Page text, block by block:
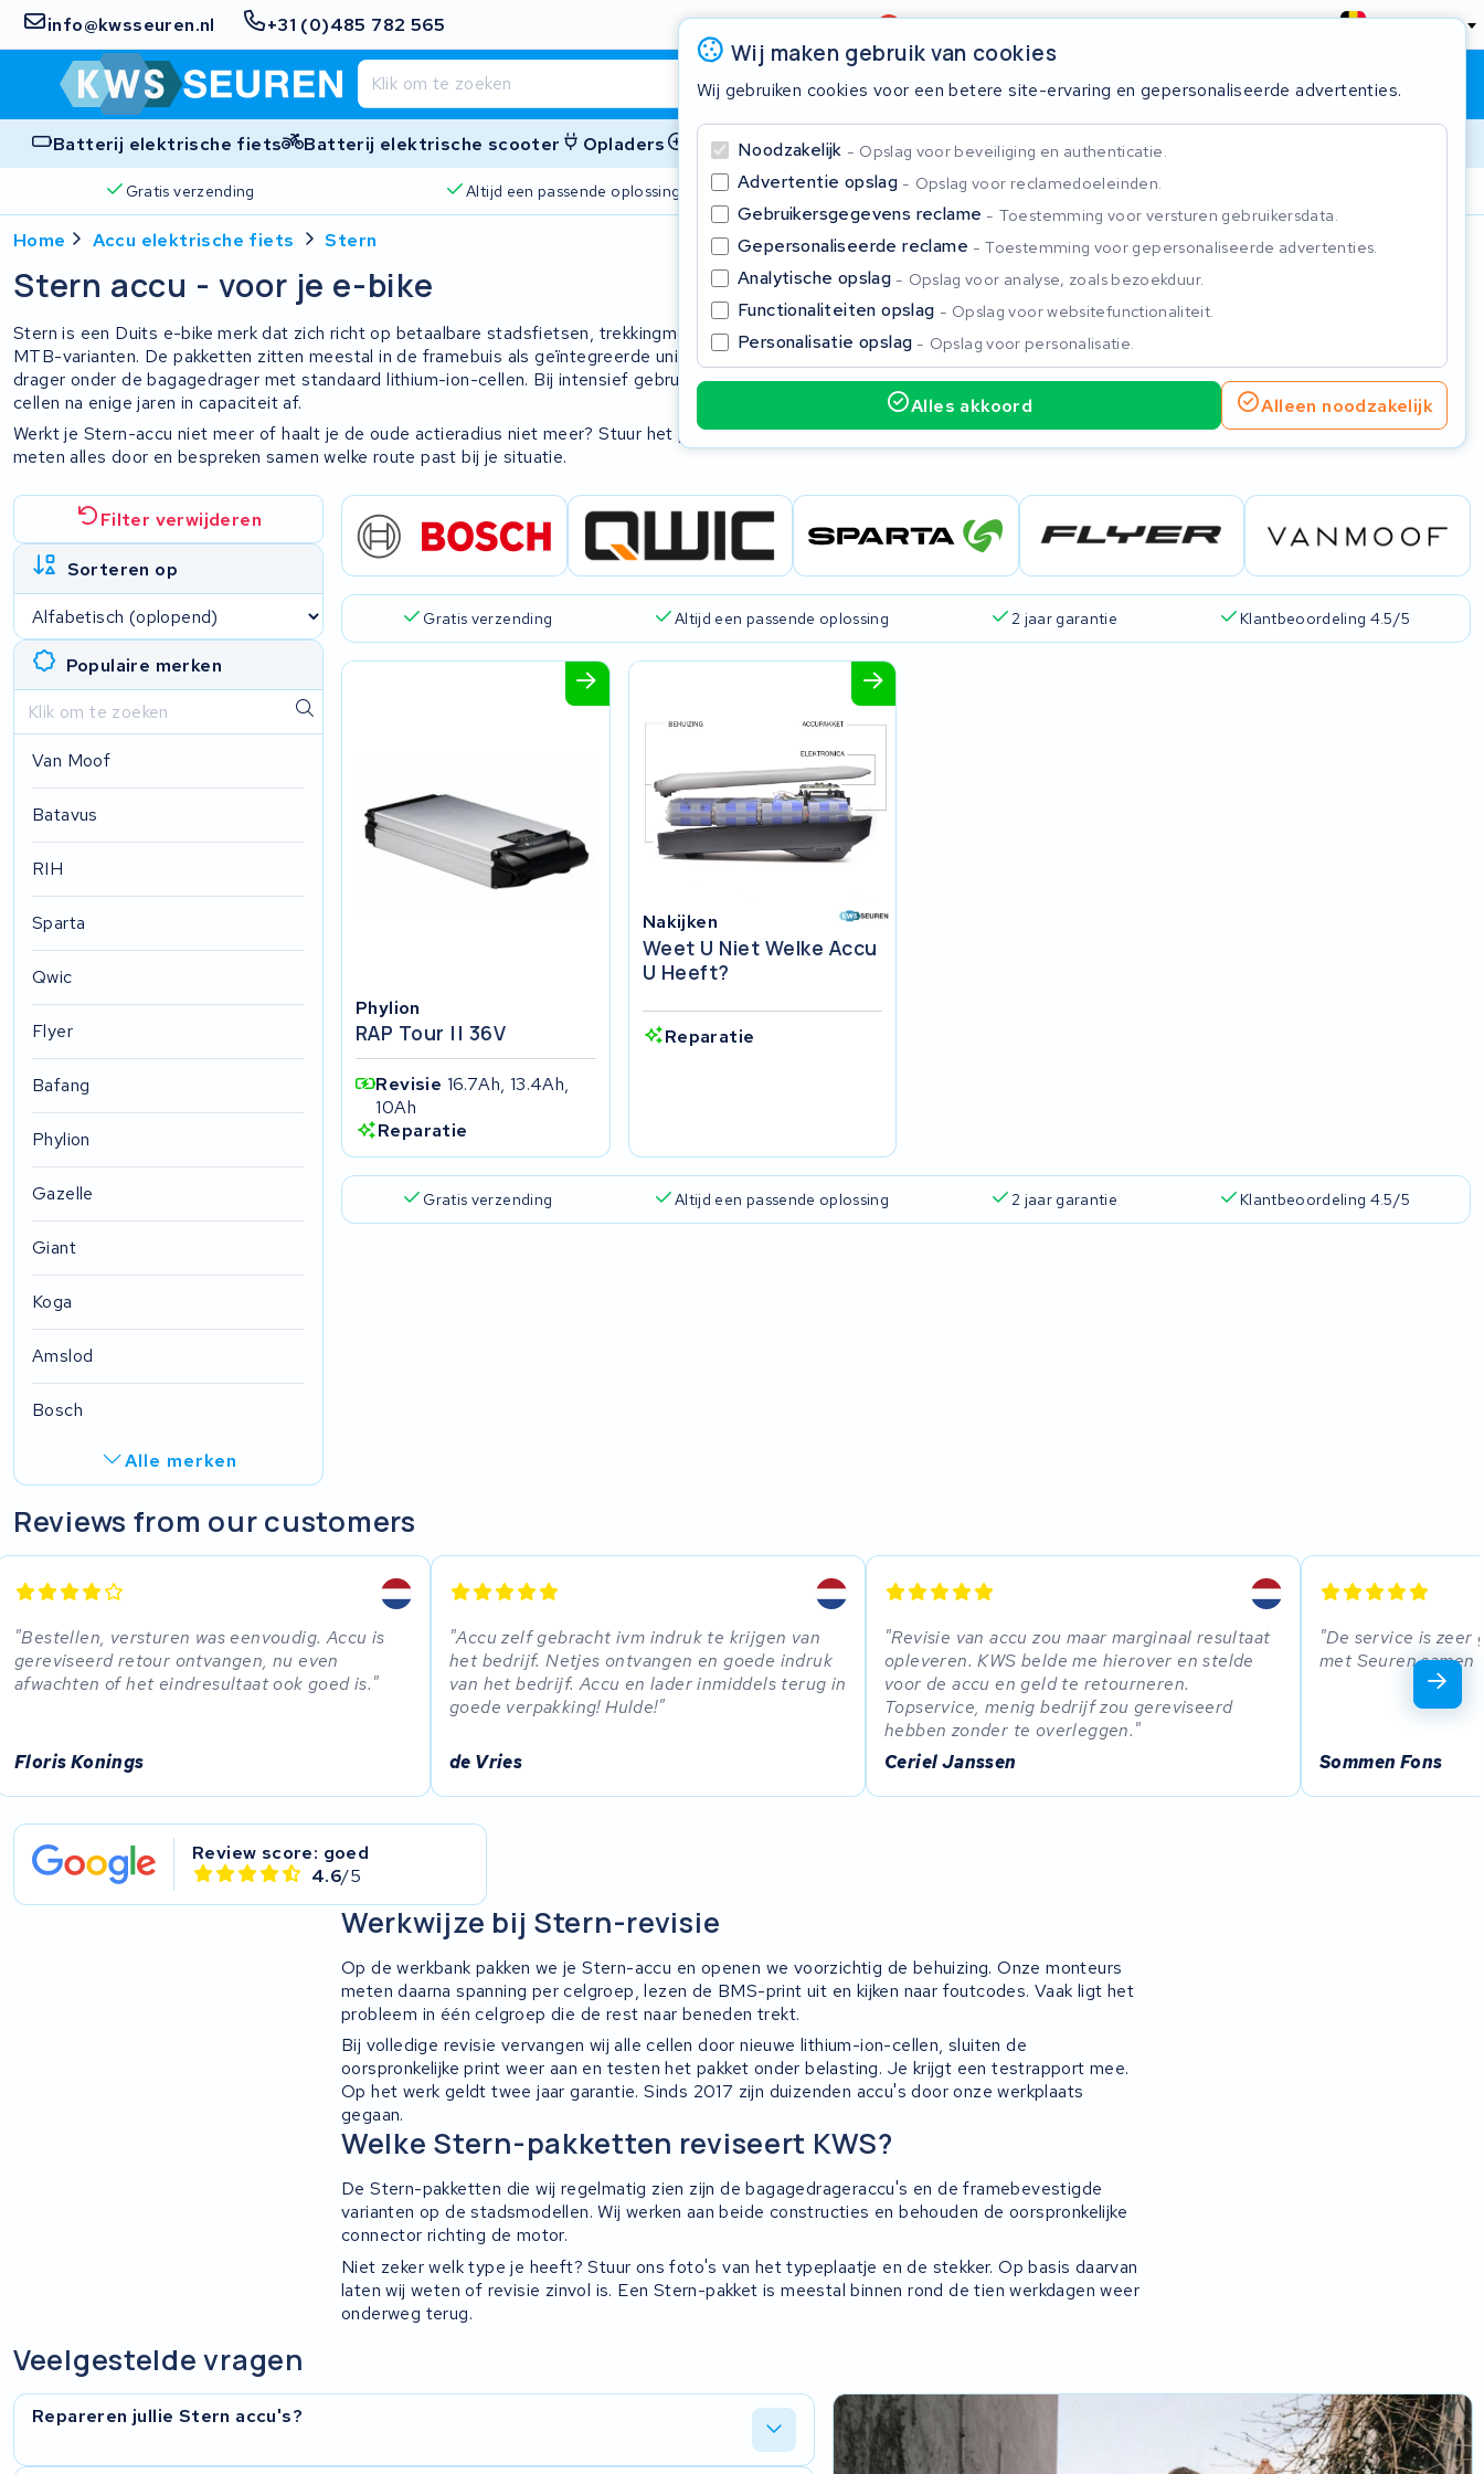
info@kwsseuren.nl +31 (0)485 782 565 Beoordeling4,6/5 België
Winkelwagen Inloggen
Batterij elektrische fiets Batterij elektrische scooter Opladers Accessoires
Gratis verzending Altijd een passende oplossing 2 jaar garantie
Wij maken gebruik van cookies
Wij gebruiken cookies voor een betere site-ervaring en gepersonaliseerde advertenties.
Noodzakelijk Opslag voor beveiliging en authenticatie.
Advertentie opslag Opslag voor reclamedoeleinden.
Gebruikersgegevens reclame Toestemming voor versturen gebruikersdata.
Gepersonaliseerde reclame Toestemming voor gepersonaliseerde advertenties.
Analytische opslag Opslag voor analyse, zoals bezoekduur.
Functionaliteiten opslag Opslag voor websitefunctionaliteit.
Personalisatie opslag Opslag voor personalisatie.
Alles akkoord Alleen noodzakelijk
Home Accu elektrische fiets Stern
Stern accu - voor je e-bike
Stern is een Duits e-bike merk dat zich richt op betaalbare stadsfietsen, trekkingmodellen en
MTB-varianten. De pakketten zitten meestal in de framebuis als geïntegreerde unit, of in een
drager onder de bagagedrager met standaard lithium-ion-cellen. Bij intensief gebruik raken de
cellen na enige jaren in capaciteit af.
Werkt je Stern-accu niet meer of haalt je de oude actieradius niet meer? Stuur het pakket op. Wij
meten alles door en bespreken samen welke route past bij je situatie.
Filter verwijderen
Sorteren op
Populaire merken
Van Moof
Batavus
RIH
Sparta
Qwic
Flyer
Bafang
Phylion
Gazelle
Giant
Koga
Amslod
Bosch
Alle merken
R.A.T. Holland
SociBike
Derby cycle
Tounis
Sundvall
Gratis verzending Altijd een passende oplossing 2 jaar garantie Klantbeoordeling 4.5/5
Phylion
RAP Tour || 36V
Revisie 16.7Ah, 13.4Ah,
10Ah
Reparatie
Nakijken
Weet U Niet Welke Accu
U Heeft?
Reparatie
Gratis verzending Altijd een passende oplossing 2 jaar garantie Klantbeoordeling 4.5/5
Reviews from our customers
Bestellen, versturen was eenvoudig. Accu is
gereviseerd retour ontvangen, nu even
afwachten of het eindresultaat ook goed is.
Floris Konings
Accu zelf gebracht ivm indruk te krijgen van
het bedrijf. Netjes ontvangen en goede indruk
van het bedrijf. Accu en lader inmiddels terug in
goede verpakking! Hulde!
de Vries
Revisie van accu zou maar marginaal resultaat
opleveren. KWS belde me hierover en stelde
voor de accu en geld te retourneren.
Topservice, menig bedrijf zou gereviseerd
hebben zonder te overleggen.
Ceriel Janssen
De service is zeer
met Seuren samen
Sommen Fons
Review score: goed
4.6/5
Werkwijze bij Stern-revisie
Op de werkbank pakken we je Stern-accu en openen we voorzichtig de behuizing. Onze monteurs
meten daarna spanning per celgroep, lezen de BMS-print uit en kijken naar foutcodes. Vaak ligt het
probleem in één celgroep die de rest naar beneden trekt.
Bij volledige revisie vervangen wij alle cellen door nieuwe lithium-ion-cellen, sluiten de
oorspronkelijke print weer aan en testen het pakket onder belasting. Je krijgt een testrapport mee.
Op het werk geldt twee jaar garantie. Sinds 2017 zijn duizenden accu's door onze werkplaats
gegaan.
Welke Stern-pakketten reviseert KWS?
De Stern-pakketten die wij regelmatig zien zijn de bagagedrageraccu's en de framebevestigde
varianten op de stadsmodellen. Wij werken aan beide constructies en behouden de oorspronkelijke
connector richting de motor.
Niet zeker welk type je heeft? Stuur ons foto's van het typeplaatje en de stekker. Op basis daarvan
laten wij weten of revisie zinvol is. Een Stern-pakket is meestal binnen rond de tien werkdagen weer
onderweg terug.
Veelgestelde vragen
Repareren jullie Stern accu's?
Sluiten
Begin te typen in de zoekbalk om te zoeken